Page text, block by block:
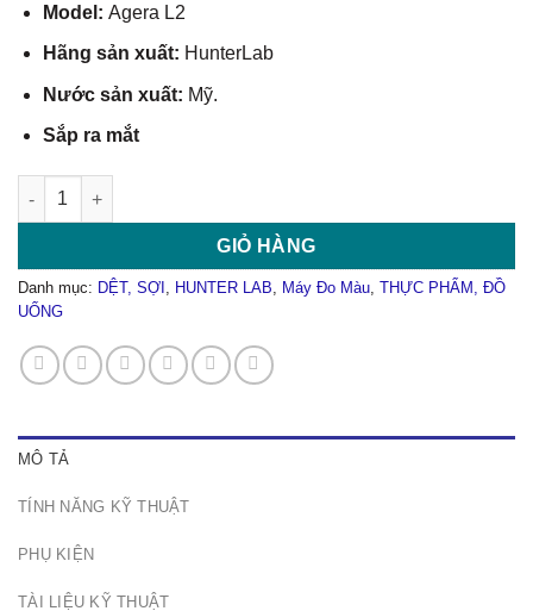
Model: Agera L2
Hãng sản xuất: HunterLab
Nước sản xuất: Mỹ.
Sắp ra mắt
Máy Đo Màu Quang Phổ Hunterlab Agera L2 số lượng
GIỎ HÀNG
Danh mục: DỆT, SỢI , HUNTER LAB, Máy Đo Màu, THỰC PHẨM, ĐỒ
UỐNG
MÔ TẢ
TÍNH NĂNG KỸ THUẬT
PHỤ KIỆN
TÀI LIỆU KỸ THUẬT